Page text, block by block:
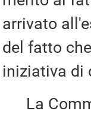
arrivato
del fatto
iniziativa di
La